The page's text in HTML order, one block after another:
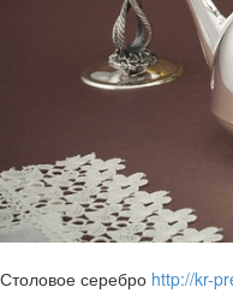
Столовое серебро http://kr-